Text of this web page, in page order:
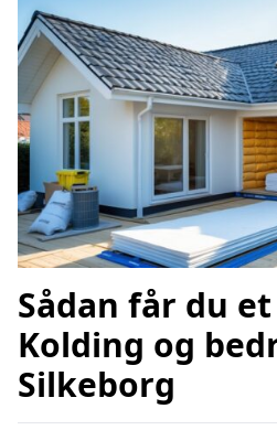
Sådan får du
Kolding og
Silkeborg